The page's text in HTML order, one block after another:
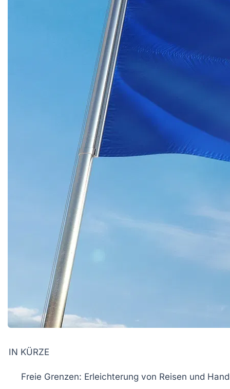
IN KÜRZE
Freie Grenzen: Erleichterung von Reisen und